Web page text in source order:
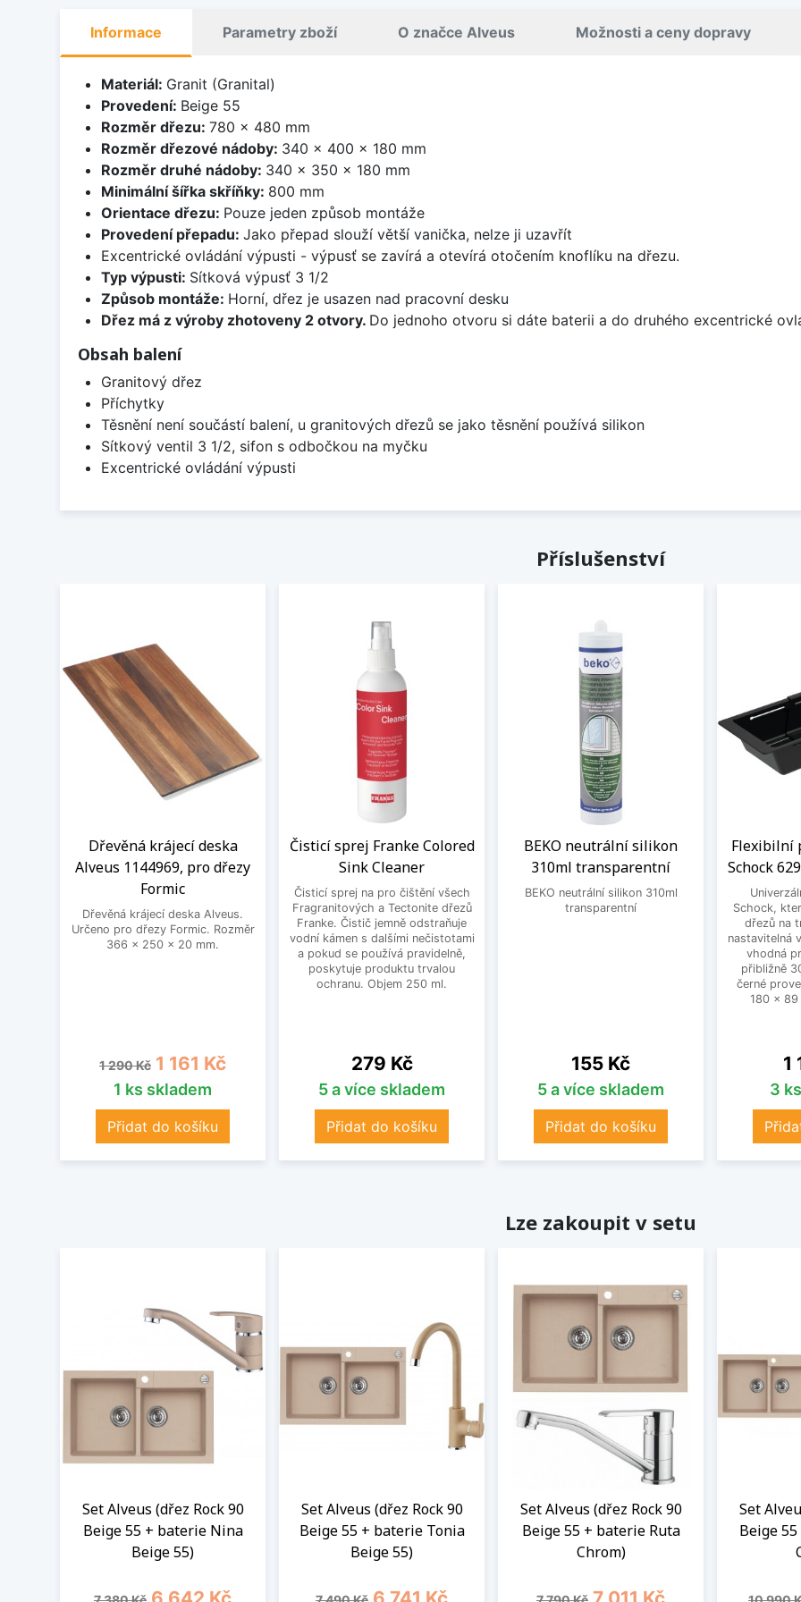
Informace Parametry zboží O značce Alveus Možnosti a ceny dopravy
Materiál: Granit (Granital)
Provedení: Beige 55
Rozměr dřezu: 780 x 480 mm
Rozměr dřezové nádoby: 340 x 400 x 180 mm
Rozměr druhé nádoby: 340 x 350 x 180 mm
Minimální šířka skříňky: 800 mm
Orientace dřezu: Pouze jeden způsob montáže
Provedení přepadu: Jako přepad slouží větší vanička, nelze ji uzavřít
Excentrické ovládání výpusti - výpusť se zavírá a otevírá otočením knoflíku na dřezu.
Typ výpusti: Sítková výpusť 3 1/2
Způsob montáže: Horní, dřez je usazen nad pracovní desku
Dřez má z výroby zhotoveny 2 otvory. Do jednoho otvoru si dáte baterii a do druhého excentrické
Obsah balení
Granitový dřez
Příchytky
Těsnění není součástí balení, u granitových dřezů se jako těsnění používá silikon
Sítkový ventil 3 1/2, sifon s odbočkou na myčku
Excentrické ovládání výpusti
Příslušenství
Dřevěná krájecí deska
Alveus 1144969, pro dřezy
Formic
Dřevěná krájecí deska Alveus.
Určeno pro dřezy Formic. Rozměr
366 x 250 x 20 mm.
Běžná cena
1 290 Kč Cena
1 161 Kč
1 ks skladem
Přidat do košíku
Čisticí sprej Franke Colored
Sink Cleaner
Čisticí sprej na pro čištění všech
Fragranitových a Tectonite dřezů
Franke. Čistič jemně odstraňuje
vodní kámen s dalšími nečistotami
a pokud se používá pravidelně,
poskytuje produktu trvalou
ochranu. Objem 250 ml.
Cena
279 Kč
5 a více skladem
Přidat do košíku
BEKO neutrální silikon
310ml transparentní
BEKO neutrální silikon 310ml
transparentní
Cena
155 Kč
5 a více skladem
Přidat do košíku
Flexibilní
Schock
Schock,
dřezů na
nastavitelná
vhodná
přibližně
černé
180 x 89
1
3
Lze zakoupit v setu
Set Alveus (dřez Rock 90
Beige 55 + baterie Nina
Beige 55)
Běžná cena
Cena
Set Alveus (dřez Rock 90
Beige 55 + baterie Tonia
Beige 55)
Běžná cena
Cena
Set Alveus (dřez Rock 90
Beige 55 + baterie Ruta
Chrom)
Běžná cena
Cena
Set
Beige
Běžná